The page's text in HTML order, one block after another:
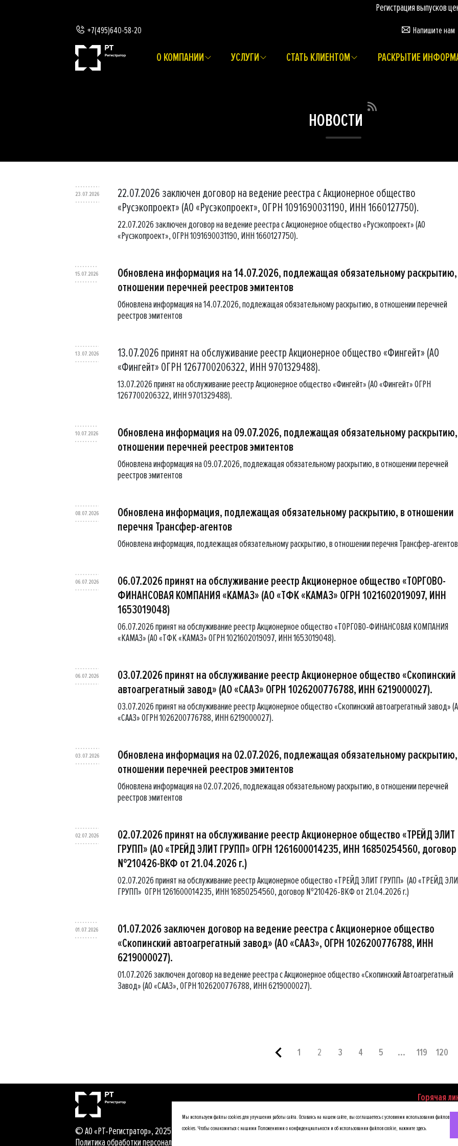
Регистрация выпусков ценных
+7(495)640-58-20 Напишите нам
О КОМПАНИИ УСЛУГИ СТАТЬ КЛИЕНТОМ РАСКРЫТИЕ
НОВОСТИ
23.07.2026
22.07.2026 заключен договор на ведение реестра с Акционерное общество
«Русэкопроект» (АО «Русэкопроект», ОГРН 1091690031190, ИНН 1660127750).
22.07.2026 заключен договор на ведение реестра с Акционерное общество «Русэкопроект» (АО
«Русэкопроект», ОГРН 1091690031190, ИНН 1660127750).
15.07.2026
Обновлена информация на 14.07.2026, подлежащая обязательному
отношении перечней реестров эмитентов
Обновлена информация на 14.07.2026, подлежащая обязательному раскрытию, в отношении перечней
реестров эмитентов
13.07.2026
13.07.2026 принят на обслуживание реестр Акционерное общество «Фингейт» (АО
«Фингейт» ОГРН 1267700206322, ИНН 9701329488).
13.07.2026 принят на обслуживание реестр Акционерное общество «Фингейт» (АО «Фингейт» ОГРН
1267700206322, ИНН 9701329488).
10.07.2026
Обновлена информация на 09.07.2026, подлежащая обязательному
отношении перечней реестров эмитентов
Обновлена информация на 09.07.2026, подлежащая обязательному раскрытию, в отношении перечней
реестров эмитентов
08.07.2026
Обновлена информация, подлежащая обязательному раскрытию, в отношении
перечня Трансфер-агентов
Обновлена информация, подлежащая обязательному раскрытию, в отношении перечня Трансфер-агентов
06.07.2026
06.07.2026 принят на обслуживание реестр Акционерное общество «ТОРГОВО-
ФИНАНСОВАЯ КОМПАНИЯ «КАМАЗ» (АО «ТФК «КАМАЗ» ОГРН 1021602019097, ИНН
1653019048)
06.07.2026 принят на обслуживание реестр Акционерное общество «ТОРГОВО-ФИНАНСОВАЯ КОМПАНИЯ
«КАМАЗ» (АО «ТФК «КАМАЗ» ОГРН 1021602019097, ИНН 1653019048).
06.07.2026
03.07.2026 принят на обслуживание реестр Акционерное общество «Скопинский
автоагрегатный завод» (АО «СААЗ» ОГРН 1026200776788, ИНН 6219000027).
03.07.2026 принят на обслуживание реестр Акционерное общество «Скопинский автоагрегатный завод»
«СААЗ» ОГРН 1026200776788, ИНН 6219000027).
03.07.2026
Обновлена информация на 02.07.2026, подлежащая обязательному
отношении перечней реестров эмитентов
Обновлена информация на 02.07.2026, подлежащая обязательному раскрытию, в отношении перечней
реестров эмитентов
02.07.2026
02.07.2026 принят на обслуживание реестр Акционерное общество «ТРЕЙД ЭЛИТ
ГРУПП» (АО «ТРЕЙД ЭЛИТ ГРУПП» ОГРН 1261600014235, ИНН 16850254560, договор
№210426-ВКФ от 21.04.2026 г.)
02.07.2026 принят на обслуживание реестр Акционерное общество «ТРЕЙД ЭЛИТ ГРУПП» (АО «ТРЕЙД
ГРУПП» ОГРН 1261600014235, ИНН 16850254560, договор №210426-ВКФ от 21.04.2026 г.)
01.07.2026
01.07.2026 заключен договор на ведение реестра с Акционерное общество
«Скопинский автоагрегатный завод» (АО «СААЗ», ОГРН 1026200776788, ИНН
6219000027).
01.07.2026 заключен договор на ведение реестра с Акционерное общество «Скопинский Автоагрегатный
Завод» (АО «СААЗ», ОГРН 1026200776788, ИНН 6219000027).
1 2 3 4 5 ... 119 120
Горячая
по
© АО «РТ-Регистратор», 2025
Политика обработки персональных данных
Мы используем файлы cookies для улучшения работы сайта. Оставаясь на нашем сайте, вы соглашаетесь с условиями использования файлов
cookies. Чтобы ознакомиться с нашими Положениями о конфиденциальности и об использовании файлов cookie, нажмите здесь.